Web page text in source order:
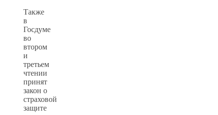
Также
в
Госдуме
во
втором
и
третьем
чтении
принят
закон о
страховой
защите